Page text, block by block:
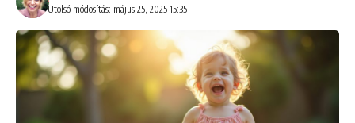
Utolsó módosítás: május 25, 2025 15:35